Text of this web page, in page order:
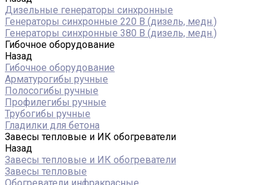
Дизельные генераторы синхронные
Генераторы синхронные 220 В (дизель, медн.)
Генераторы синхронные 380 В (дизель, медн.)
Гибочное оборудование
Назад
Гибочное оборудование
Арматурогибы ручные
Полосогибы ручные
Профилегибы ручные
Трубогибы ручные
Гладилки для бетона
Завесы тепловые и ИК обогреватели
Назад
Завесы тепловые и ИК обогреватели
Завесы тепловые